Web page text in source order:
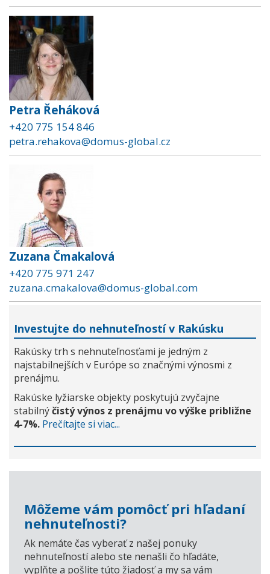
Petra Řeháková
+420 775 154 846
petra.rehakova@domus-global.cz
Zuzana Čmakalová
+420 775 971 247
zuzana.cmakalova@domus-global.com
Investujte do nehnuteľností v Rakúsku
Rakúsky trh s nehnuteľnosťami je jedným z
najstabilnejších v Európe so značnými výnosmi z
prenájmu.
Rakúske lyžiarske objekty poskytujú zvyčajne
stabilnýčistý výnos z prenájmu vo výške približne
4-7%. Prečítajte si viac...
Môžeme vám pomôcť pri hľadaní
nehnuteľnosti?
Ak nemáte čas vyberať z našej ponuky
nehnuteľností alebo ste nenašli čo hľadáte,
vyplňte a pošlite túto žiadosť a my sa vám